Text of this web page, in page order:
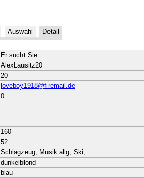
Auswahl Detail
Er sucht Sie
AlexLausitz20
20
loveboy1918@firemail.de
0
160
52
Schlagzeug, Musik allg, Ski,.....
dunkelblond
blau